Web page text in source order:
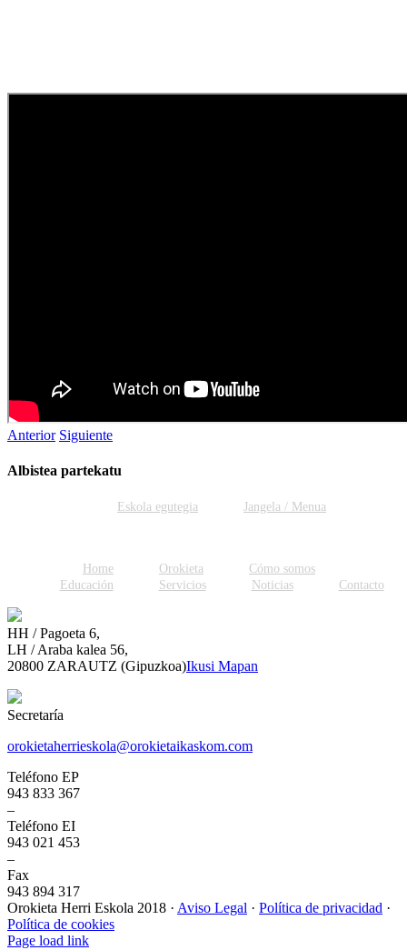
Anterior Siguiente
Albistea partekatu
Eskola egutegia Jangela / Menua
Home Orokieta
Cómo somos
Educación
Servicios Noticias Contacto
HH / Pagoeta 6,
LH / Araba kalea 56,
20800 ZARAUTZ (Gipuzkoa)Ikusi Mapan
Secretaría
orokietaherrieskola@orokietaikaskom.com
Teléfono EP
943 833 367
–
Teléfono EI
943 021 453
–
Fax
943 894 317
Orokieta Herri Eskola 2018 · Aviso Legal · Política de privacidad ·
Política de cookies
Page load link